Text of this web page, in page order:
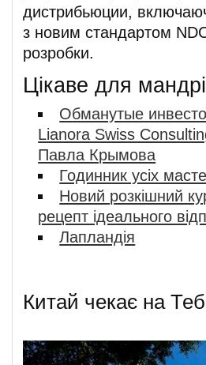
дистрибьюции,
з новим стандартом
розробки.
Цікаве для
Обманутые
Lianora Swiss
Павла Крымова
Годинник усіх
Новий розкішний
рецепт ідеального
Лапландія
Китай чекає на